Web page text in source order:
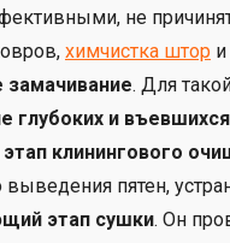
не
химчистка штор
. Для
глубоких и
клинингового
пятен,
этап сушки. Он